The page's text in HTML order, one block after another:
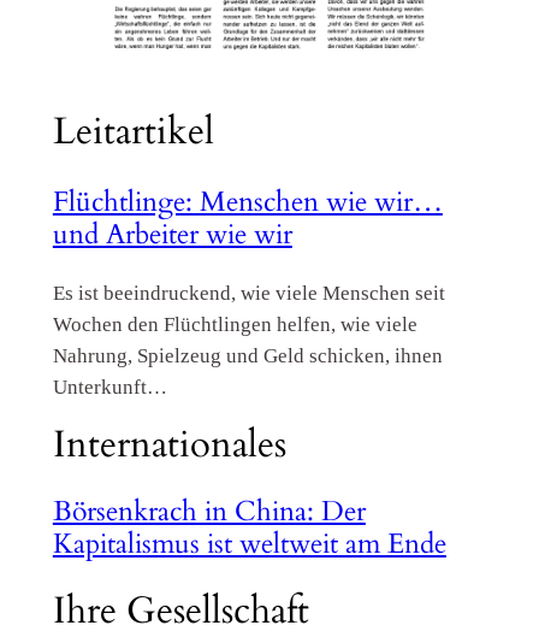
Leitartikel
Flüchtlinge: Menschen wie wir…
und Arbeiter wie wir
Es ist beeindruckend, wie viele Menschen seit
Wochen den Flüchtlingen helfen, wie viele
Nahrung, Spielzeug und Geld schicken, ihnen
Unterkunft…
Internationales
Börsenkrach in China: Der
Kapitalismus ist weltweit am Ende
Ihre Gesellschaft